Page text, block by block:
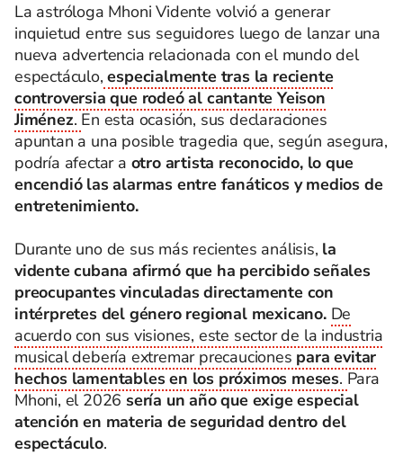
La astróloga Mhoni Vidente volvió a generar
inquietud entre sus seguidores luego de lanzar una
nueva advertencia relacionada con el mundo del
espectáculo, especialmente tras la reciente
controversia que rodeó al cantante Yeison
Jiménez. En esta ocasión, sus declaraciones
apuntan a una posible tragedia que, según asegura,
podría afectar a otro artista reconocido, lo que
encendió las alarmas entre fanáticos y medios de
entretenimiento.
Durante uno de sus más recientes análisis, la
vidente cubana afirmó que ha percibido señales
preocupantes vinculadas directamente con
intérpretes del género regional mexicano. De
acuerdo con sus visiones, este sector de la industria
musical debería extremar precauciones para evitar
hechos lamentables en los próximos meses. Para
Mhoni, el 2026 sería un año que exige especial
atención en materia de seguridad dentro del
espectáculo.